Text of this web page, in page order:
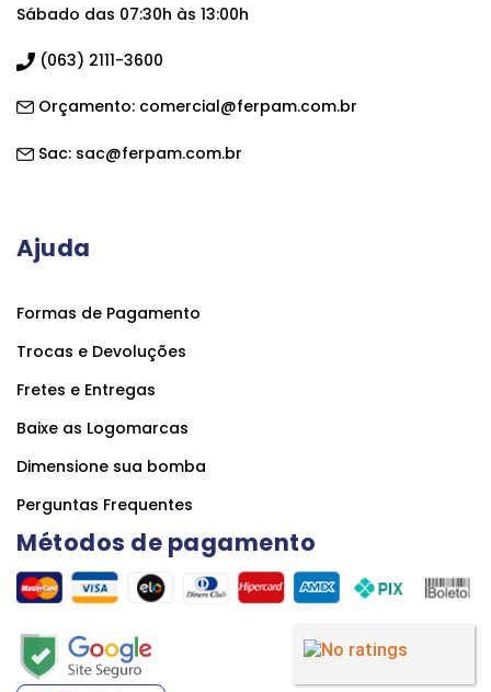
Sábado das 07:30h às 13:00h
(063) 2111-3600
Orçamento: comercial@ferpam.com.br
Sac: sac@ferpam.com.br
Ajuda
Formas de Pagamento
Trocas e Devoluções
Fretes e Entregas
Baixe as Logomarcas
Dimensione sua bomba
Perguntas Frequentes
Métodos de pagamento